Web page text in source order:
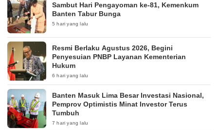
Sambut Hari Pengayoman ke-81, Kemenkum
Banten Tabur Bunga
5 hari yang lalu
Resmi Berlaku Agustus 2026, Begini
Penyesuian PNBP Layanan Kementerian
Hukum
6 hari yang lalu
Banten Masuk Lima Besar Investasi Nasional,
Pemprov Optimistis Minat Investor Terus
Tumbuh
7 hari yang lalu